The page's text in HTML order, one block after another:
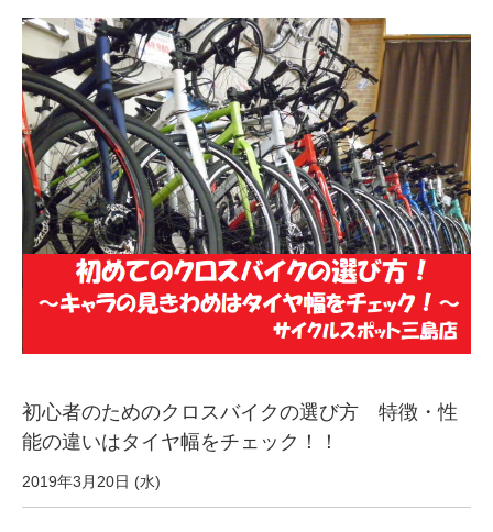
サービスのご案内
サービス全般
修理・メンテナンス工賃
盗難保証
SpotMateログイン
オリジナル自転車
PB全車種カタログ
初心者のためのクロスバイクの選び方 特徴・性
能の違いはタイヤ幅をチェック！！
2019年3月20日 (水)